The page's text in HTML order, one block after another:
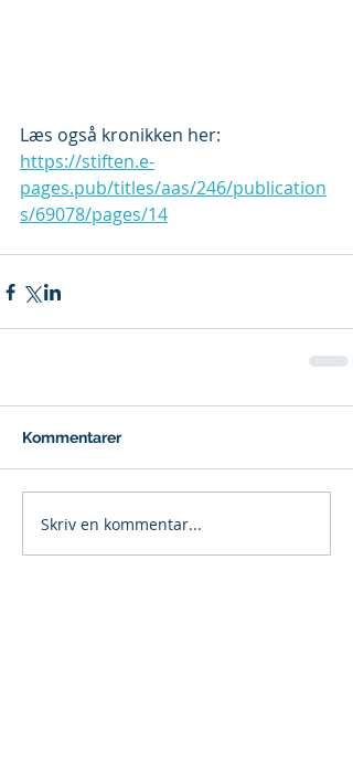
Læs også kronikken her:
https://stiften.e-
pages.pub/titles/aas/246/publication
s/69078/pages/14
Kommentarer
Skriv en kommentar...